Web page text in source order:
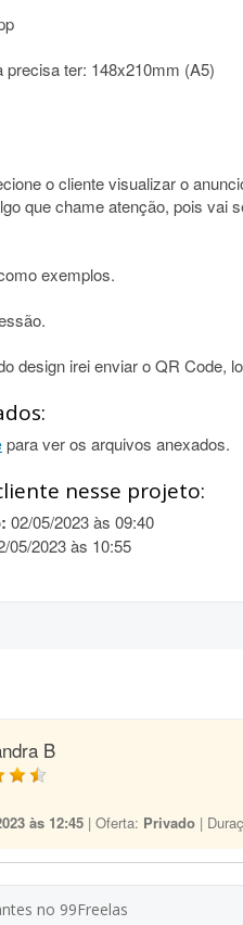
precisa ter: 148x210mm (A5)
o cliente visualizar o
que chame atenção, pois vai
exemplos.
design irei enviar o QR Code,
para ver os arquivos anexados.
nesse projeto:
02/05/2023 às 09:40
05/2023 às 10:55
B
às 12:45 | Oferta: Privado |
no 99Freelas